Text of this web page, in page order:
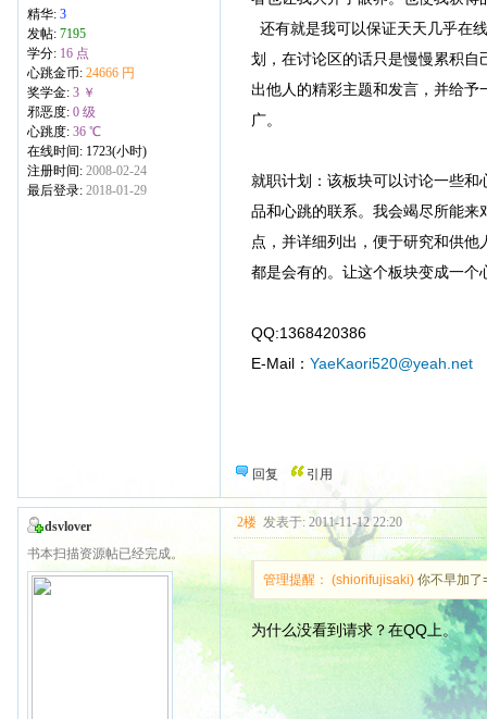
精华: 3
发帖: 7195
学分: 16 点
心跳金币: 24666 円
奖学金: 3 ￥
邪恶度: 0 级
心跳度: 36 ℃
在线时间: 1723(小时)
注册时间: 2008-02-24
最后登录: 2018-01-29
还有就是我可以保证天天几乎在
划，在讨论区的话只是慢慢累积
出他人的精彩主题和发言，并给
广。
就职计划：该板块可以讨论一些
品和心跳的联系。我会竭尽所能
点，并详细列出，便于研究和供
都是会有的。让这个板块变成一个
QQ:1368420386
E-Mail： YaeKaori520@yeah.net
回复 引用
dsvlover
书本扫描资源帖已经完成。
2楼 发表于: 2011-11-12 22:20
管理提醒： (shiorifujisaki) 你不早加
为什么没看到请求？在QQ上。